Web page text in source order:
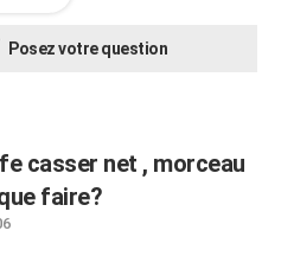
Posez votre question
casser net , morceau
faire?